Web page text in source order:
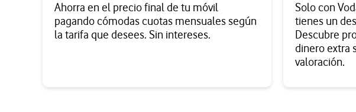
Ahorra en el precio final de tu móvil
pagando cómodas cuotas mensuales según
la tarifa que desees. Sin intereses.
Solo con
tienes un
Descubre
dinero extra
valoración.